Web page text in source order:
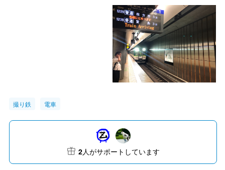
撮り鉄 電車
2人がサポートしています